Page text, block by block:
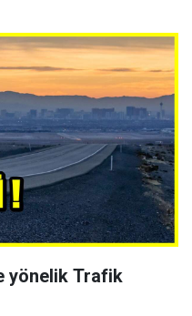
yönelik Trafik